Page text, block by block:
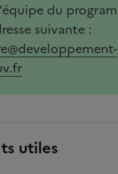
du
suivante :
utiles